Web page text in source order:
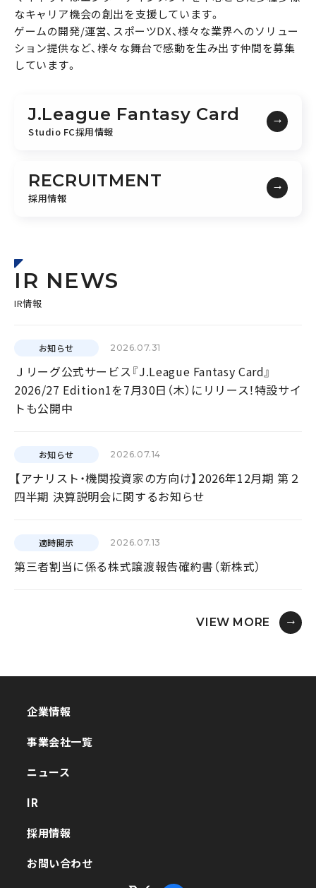
なキャリア機会の創出を支援しています。
ゲームの開発/運営、スポーツDX、様々な業界へのソリュー
ション提供など、様々な舞台で感動を生み出す仲間を募集
しています。
J.League Fantasy Card
Studio FC採用情報
RECRUITMENT
採用情報
IR NEWS
IR情報
お知らせ 2026.07.31
Ｊリーグ公式サービス『J.League Fantasy Card』
2026/27 Edition1を7月30日（木）にリリース！特設サイ
トも公開中
お知らせ 2026.07.14
【アナリスト・機関投資家の方向け】2026年12月期 第２
四半期 決算説明会に関するお知らせ
適時開示 2026.07.13
第三者割当に係る株式譲渡報告確約書（新株式）
VIEW MORE
企業情報
事業会社一覧
ニュース
IR
採用情報
お問い合わせ